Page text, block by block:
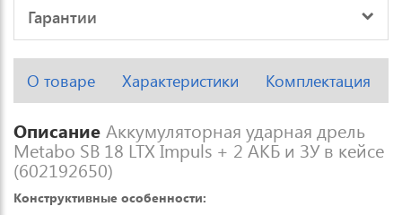
Гарантии
О товаре Характеристики Комплектация
Описание Аккумуляторная ударная дрель
Metabo SB 18 LTX Impuls + 2 АКБ и ЗУ в кейсе
(602192650)
Конструктивные особенности: